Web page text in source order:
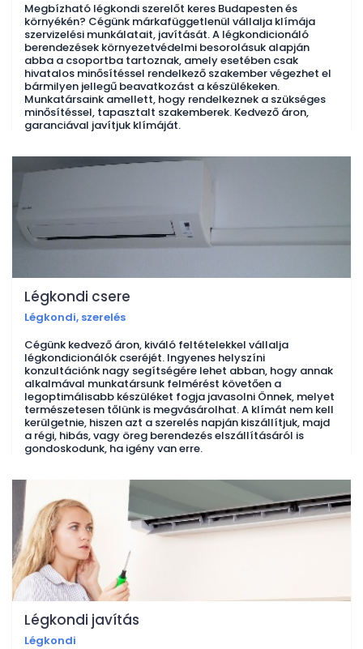
Megbízható légkondi szerelőt keres Budapesten és
környékén? Cégünk márkafüggetlenül vállalja klímája
szervizelési munkálatait, javítását. A légkondicionáló
berendezések környezetvédelmi besorolásuk alapján
abba a csoportba tartoznak, amely esetében csak
hivatalos minősítéssel rendelkező szakember végezhet el
bármilyen jellegű beavatkozást a készülékeken.
Munkatársaink amellett, hogy rendelkeznek a szükséges
minősítéssel, tapasztalt szakemberek. Kedvező áron,
garanciával javítjuk klímáját.
Légkondi csere
Légkondi, szerelés
Cégünk kedvező áron, kiváló feltételekkel vállalja
légkondicionálók cseréjét. Ingyenes helyszíni
konzultációnk nagy segítségére lehet abban, hogy annak
alkalmával munkatársunk felmérést követően a
legoptimálisabb készüléket fogja javasolni Önnek, melyet
természetesen tőlünk is megvásárolhat. A klímát nem kell
kerülgetnie, hiszen azt a szerelés napján kiszállítjuk, majd
a régi, hibás, vagy öreg berendezés elszállításáról is
gondoskodunk, ha igény van erre.
Légkondi javítás
Légkondi